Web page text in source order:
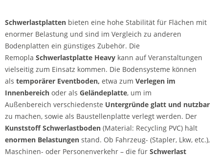
Schwerlastplatten bieten eine hohe Stabilität für Flächen mit
enormer Belastung und sind im Vergleich zu anderen
Bodenplatten ein günstiges Zubehör. Die
Remopla Schwerlastplatte Heavy kann auf Veranstaltungen
vielseitig zum Einsatz kommen. Die Bodensysteme können
als temporärer Eventboden, etwa zum Verlegen im
Innenbereich oder als Geländeplatte, um im
Außenbereich verschiedenste Untergründe glatt und nutzbar
zu machen, sowie als Baustellenplatte verlegt werden. Der
Kunststoff Schwerlastboden (Material: Recycling PVC) hält
enormen Belastungen stand. Ob Fahrzeug- (Stapler, Lkw, etc.),
Maschinen- oder Personenverkehr – die für Schwerlast